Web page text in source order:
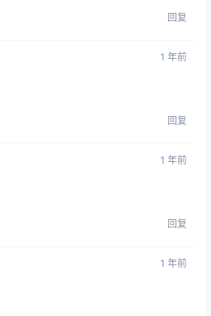
回复
1 年前
回复
1 年前
回复
1 年前